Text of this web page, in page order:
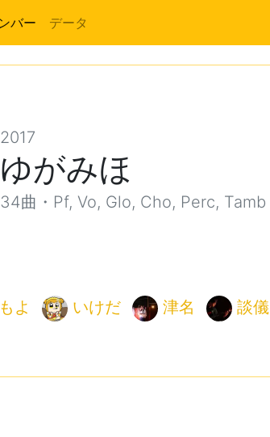
バー データ
2017
ゆがみほ
34曲・Pf, Vo, Glo, Cho, Perc, Tamb
もよ いけだ 津名 談儀